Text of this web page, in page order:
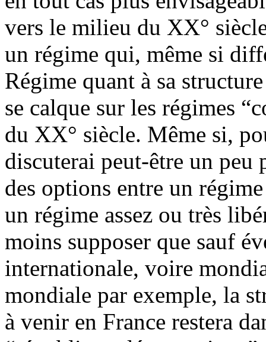
vers le milieu du XX°
un régime qui, même si
Régime quant à sa
se calque sur les régimes
du XX° siècle. Même si,
discuterai peut-être un
des options entre un
un régime assez ou très
moins supposer que sauf
internationale, voire
mondiale par exemple, la
à venir en France restera